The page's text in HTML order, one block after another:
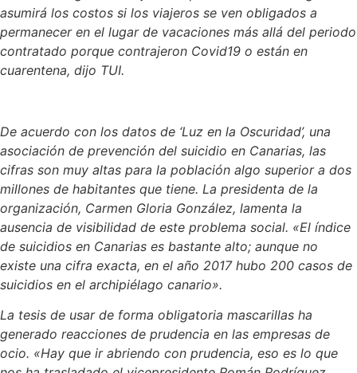
asumirá los costos si los viajeros se ven obligados a
permanecer en el lugar de vacaciones más allá del periodo
contratado porque contrajeron Covid19 o están en
cuarentena, dijo TUI.
De acuerdo con los datos de ‘Luz en la Oscuridad’, una
asociación de prevención del suicidio en Canarias, las
cifras son muy altas para la población algo superior a dos
millones de habitantes que tiene. La presidenta de la
organización, Carmen Gloria González, lamenta la
ausencia de visibilidad de este problema social. «El índice
de suicidios en Canarias es bastante alto; aunque no
existe una cifra exacta, en el año 2017 hubo 200 casos de
suicidios en el archipiélago canario».
La tesis de usar de forma obligatoria mascarillas ha
generado reacciones de prudencia en las empresas de
ocio. «Hay que ir abriendo con prudencia, eso es lo que